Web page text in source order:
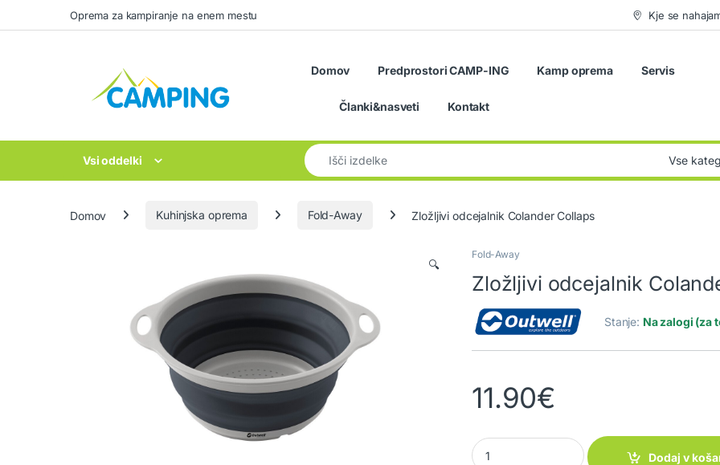
Skip to navigation
Skip to contentOprema za kampiranje na enem mestu Kje se
Domov Predprostori CAMP-ING Kamp oprema Servis
Članki&nasveti Kontakt
Vsi oddelki
Search for:
Domov Kuhinjska oprema Fold-Away Zložljivi odcejalnik Colander Collaps
🔍
Fold-Away
Zložljivi odcejalnik
Stanje: Na zalogi (za
11.90€
Zložljivi odcejalnik Colander Collaps quantity
Dodaj v